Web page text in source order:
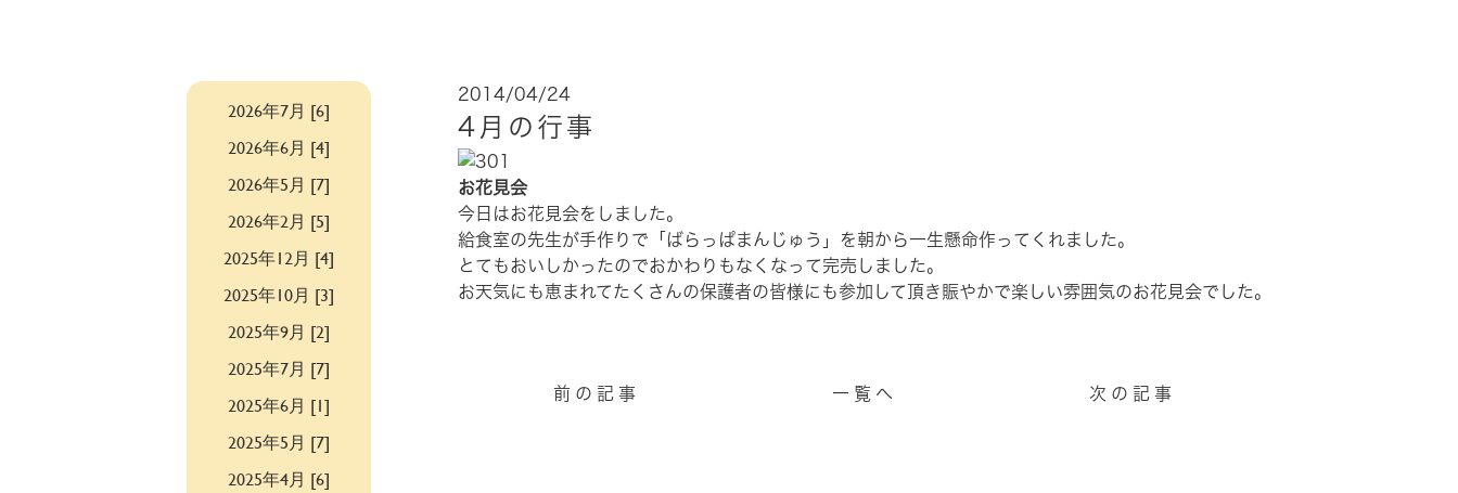
2014/04/24
4月の行事
お花見会
今日はお花見会をしました。
給食室の先生が手作りで「ばらっぱまんじゅう」を朝から一生懸命作ってくれました。
とてもおいしかったのでおかわりもなくなって完売しました。
お天気にも恵まれてたくさんの保護者の皆様にも参加して頂き賑やかで楽しい雰囲気のお花見会でした。
前の記事 一覧へ 次の記事
2026年7月 [6]
2026年6月 [4]
2026年5月 [7]
2026年2月 [5]
2025年12月 [4]
2025年10月 [3]
2025年9月 [2]
2025年7月 [7]
2025年6月 [1]
2025年5月 [7]
2025年4月 [6]